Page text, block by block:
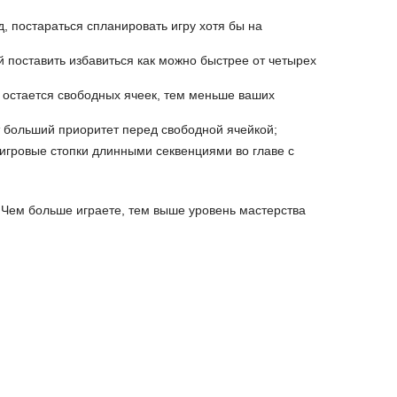
постараться спланировать игру хотя бы на
избавиться как можно быстрее от четырех
свободных ячеек, тем меньше ваших
больший приоритет перед свободной ячейкой;
стопки длинными секвенциями во главе с
больше играете, тем выше уровень мастерства